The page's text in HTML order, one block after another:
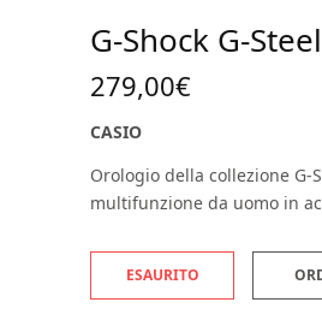
G-Shock G-
279,00€
CASIO
Orologio della collezione G-
multifunzione da uomo in
ESAURITO